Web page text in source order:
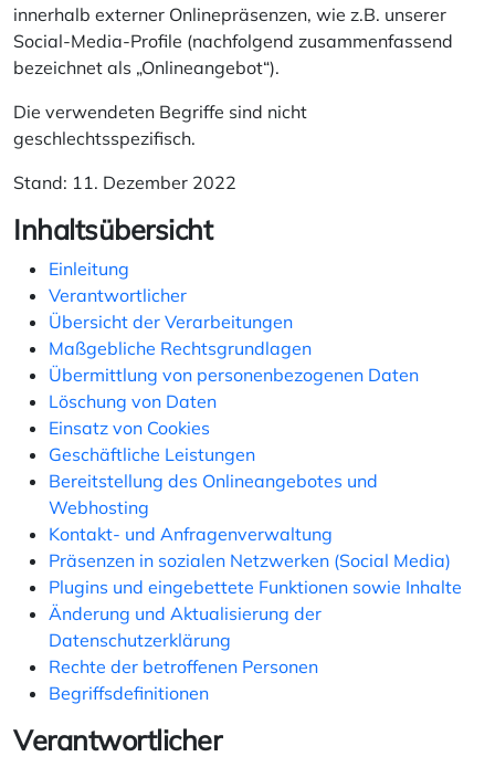
innerhalb externer Onlinepräsenzen, wie z.B. unserer
Social-Media-Profile (nachfolgend zusammenfassend
bezeichnet als „Onlineangebot“).
Die verwendeten Begriffe sind nicht
geschlechtsspezifisch.
Stand: 11. Dezember 2022
Inhaltsübersicht
Einleitung
Verantwortlicher
Übersicht der Verarbeitungen
Maßgebliche Rechtsgrundlagen
Übermittlung von personenbezogenen Daten
Löschung von Daten
Einsatz von Cookies
Geschäftliche Leistungen
Bereitstellung des Onlineangebotes und
Webhosting
Kontakt- und Anfragenverwaltung
Präsenzen in sozialen Netzwerken (Social Media)
Plugins und eingebettete Funktionen sowie Inhalte
Änderung und Aktualisierung der
Datenschutzerklärung
Rechte der betroffenen Personen
Begriffsdefinitionen
Verantwortlicher